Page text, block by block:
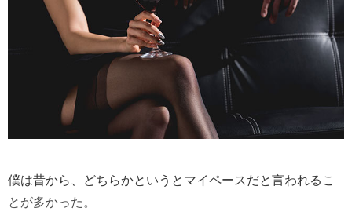
僕は昔から、どちらかというとマイペースだと言われるこ
とが多かった。